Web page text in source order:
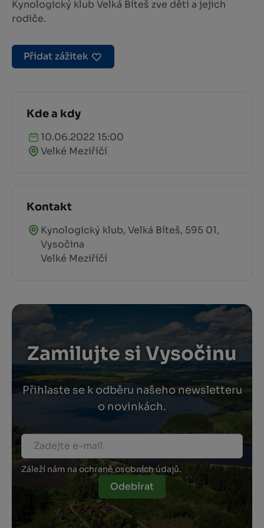
Kynologický klub Velká Bíteš zve děti a jejich
rodiče.
Přidat zážitek
Kde a kdy
10.06.2022 15:00
Velké Meziříčí
Kontakt
Kynologický klub, Velká Bíteš, 595 01,
Vysočina
Velké Meziříčí
Zamilujte si Vysočinu
Přihlaste se k odběru našeho newsletteru
o novinkách.
Záleží nám na ochraně osobních údajů.
Odebírat